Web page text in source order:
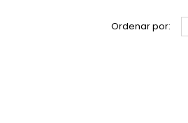
Ordenar por: